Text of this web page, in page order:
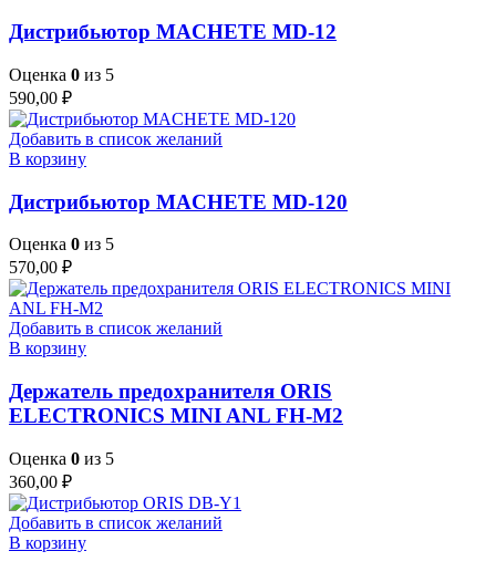
Дистрибьютор MACHETE MD-12
Оценка 0 из 5
590,00 ₽
Добавить в список желаний
В корзину
Дистрибьютор MACHETE MD-120
Оценка 0 из 5
570,00 ₽
Добавить в список желаний
В корзину
Держатель предохранителя ORIS
ELECTRONICS MINI ANL FH-M2
Оценка 0 из 5
360,00 ₽
Добавить в список желаний
В корзину